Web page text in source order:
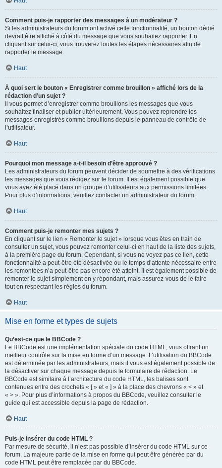
Comment puis-je rapporter des messages à un modérateur ?
Si les administrateurs du forum ont activé cette fonctionnalité, un bouton dédié
devrait être affiché à côté du message que vous souhaitez rapporter. En
cliquant sur celui-ci, vous trouverez toutes les étapes nécessaires afin de
rapporter le message.
Haut
À quoi sert le bouton « Enregistrer comme brouillon » affiché lors de la
rédaction d’un sujet ?
Il vous permet d’enregistrer comme brouillons les messages que vous
souhaitez finaliser et publier ultérieurement. Vous pouvez reprendre les
messages enregistrés comme brouillons depuis le panneau de contrôle de
l’utilisateur.
Haut
Pourquoi mon message a-t-il besoin d’être approuvé ?
Les administrateurs du forum peuvent décider de soumettre à des vérifications
les messages que vous rédigez sur le forum. Il est également possible que
vous ayez été placé dans un groupe d’utilisateurs aux permissions limitées.
Pour plus d’informations, veuillez contacter un administrateur du forum.
Haut
Comment puis-je remonter mes sujets ?
En cliquant sur le lien « Remonter le sujet » lorsque vous êtes en train de
consulter un sujet, vous pouvez remonter celui-ci en haut de la liste des sujets,
à la première page du forum. Cependant, si vous ne voyez pas ce lien, cette
fonctionnalité a peut-être été désactivée ou le temps d’attente nécessaire entre
les remontées n’a peut-être pas encore été atteint. Il est également possible de
remonter le sujet simplement en y répondant, mais assurez-vous de le faire
tout en respectant les règles du forum.
Haut
Mise en forme et types de sujets
Qu’est-ce que le BBCode ?
Le BBCode est une implémentation spéciale du code HTML, vous offrant un
meilleur contrôle sur la mise en forme d’un message. L’utilisation du BBCode
est déterminée par les administrateurs, mais il vous est également possible de
la désactiver sur chaque message depuis le formulaire de rédaction. Le
BBCode est similaire à l’architecture du code HTML, les balises sont
contenues entre des crochets « [ » et « ] » à la place des chevrons « < » et
« > ». Pour plus d’informations à propos du BBCode, veuillez consulter le
guide qui est accessible depuis la page de rédaction.
Haut
Puis-je insérer du code HTML ?
Par mesure de sécurité, il n’est pas possible d’insérer du code HTML sur ce
forum. La majeure partie de la mise en forme qui peut être générée par du
code HTML peut être remplacée par du BBCode.